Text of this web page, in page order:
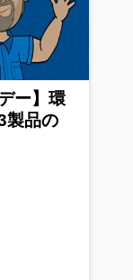
ー】環
製品の